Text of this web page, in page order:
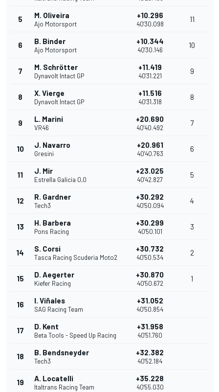
5 M. Oliveira
Ajo Motorsport
+10.296
40'30.098
11
6 B. Binder
Ajo Motorsport
+10.344
40'30.146
10
7 M. Schrötter
Dynavolt Intact GP
+11.419
40'31.221
9
8 X. Vierge
Dynavolt Intact GP
+11.516
40'31.318
8
9 L. Marini
VR46
+20.690
40'40.492
7
10 J. Navarro
Gresini
+20.961
40'40.763
6
11 J. Mir
Estrella Galicia 0,0
+23.025
40'42.827
5
12 R. Gardner
Tech3
+30.292
40'50.094
4
13 H. Barbera
Pons Racing
+30.299
40'50.101
3
14 S. Corsi
Tasca Racing Scuderia Moto2
+30.732
40'50.534
2
15 D. Aegerter
Kiefer Racing
+30.870
40'50.672
1
16 I. Viñales
SAG Racing Team
+31.052
40'50.854
17 D. Kent
Beta Tools - Speed Up Racing
+31.958
40'51.760
18 B. Bendsneyder
Tech3
+32.382
40'52.184
19 A. Locatelli
Italtrans Racing Team
+35.228
40'55.030